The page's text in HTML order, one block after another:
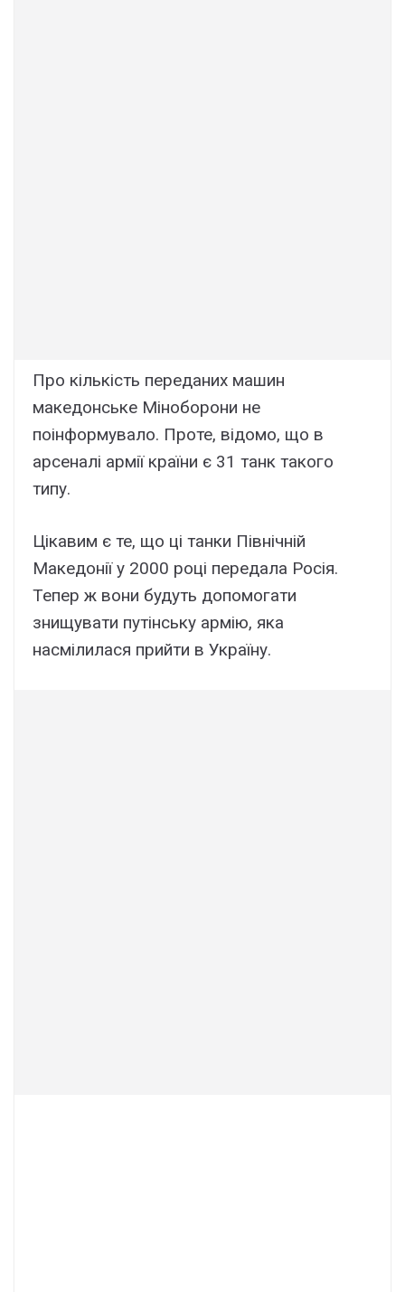
Про кількість переданих машин
македонське Міноборони не
поінформувало. Проте, відомо, що в
арсеналі армії країни є 31 танк такого
типу.
Цікавим є те, що ці танки Північній
Македонії у 2000 році передала Росія.
Тепер ж вони будуть допомогати
знищувати путінську армію, яка
насмілилася прийти в Україну.